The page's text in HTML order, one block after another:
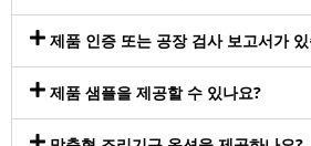
제품 인증 또는 공장 검사 보고서가
제품 샘플을 제공할 수 있나요?